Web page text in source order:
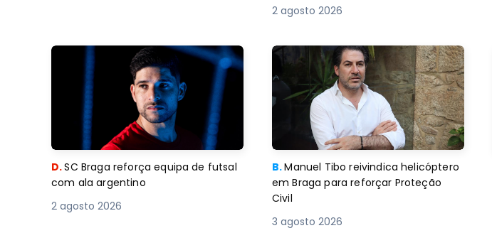
2 agosto 2026
D.SC Braga reforça equipa de futsal
com ala argentino
2 agosto 2026
B.Manuel Tibo reivindica helicóptero
em Braga para reforçar Proteção
Civil
3 agosto 2026